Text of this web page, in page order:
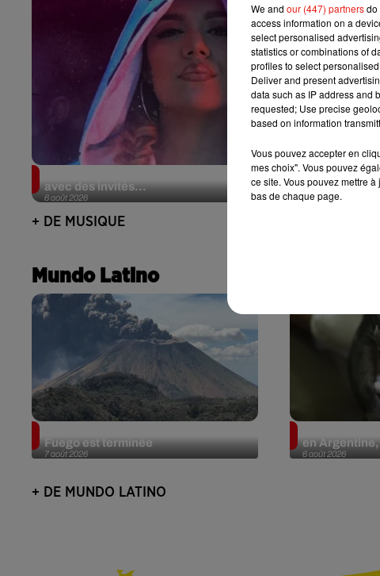
6 août 2026
Karol G dévoile la tracklist de son nouvel album…
avec des invités...
+ DE MUSIQUE
Mundo Latino
7 août 2026
Fuego est terminée
6 août 2026
en
+ DE MUNDO LATINO
We and our (447) partnersdo
access information on a
select personalised
statistics or combinations of
profiles to select
Deliver and present
data such as IP address and
requested; Use precise
based on information
Vous pouvez accepter en
mes choix". Vous pouvez
ce site. Vous pouvez mettre
bas de chaque page.